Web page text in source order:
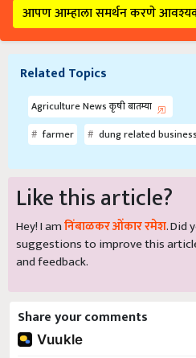
आपण आम्हाला समर्थन करणे
Related Topics
Agriculture News कृषी बातम्या
farmer
dung related business
Like this article?
Hey! I amनिंबाळकर ओंकार रमेश. Did
suggestions to improve this
and feedback.
Share your comments